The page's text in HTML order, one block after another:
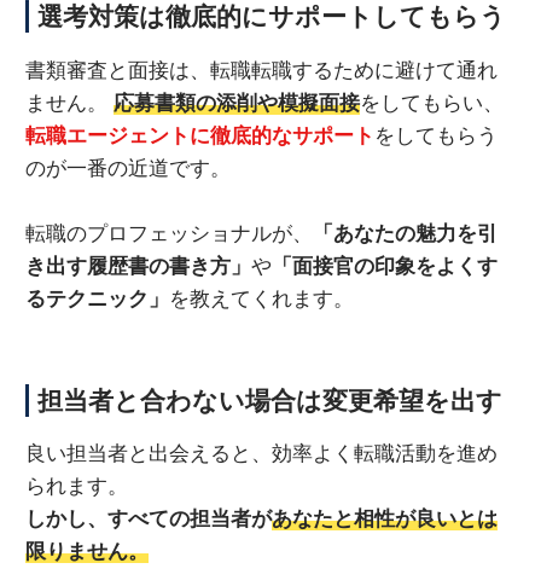
選考対策は徹底的にサポートしてもらう
書類審査と面接は、転職転職するために避けて通れ
ません。 応募書類の添削や模擬面接をしてもらい、
転職エージェントに徹底的なサポート をしてもらう
のが一番の近道です。
転職のプロフェッショナルが、
「あなたの魅力を引
き出す履歴書の書き方」 や「面接官の印象をよくす
るテクニック」 を教えてくれます。
担当者と合わない場合は変更希望を出す
良い担当者と出会えると、効率よく転職活動を進め
られます。
しかし、すべての担当者があなたと相性が良いとは
限りません。